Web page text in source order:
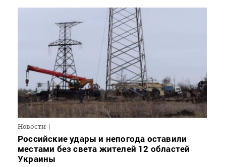
Новости
Российские удары и непогода оставили
местами без света жителей 12 областей
Украины